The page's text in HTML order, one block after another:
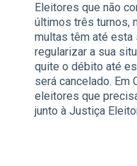
Eleitores que não
últimos três turnos,
multas têm até esta
regularizar a sua
quite o débito até
será cancelado. Em
eleitores que
junto à Justiça